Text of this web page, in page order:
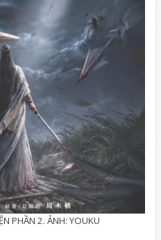
PHẦN 2. ẢNH: YOUKU